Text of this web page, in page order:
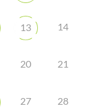
13 14
20 21
27 28